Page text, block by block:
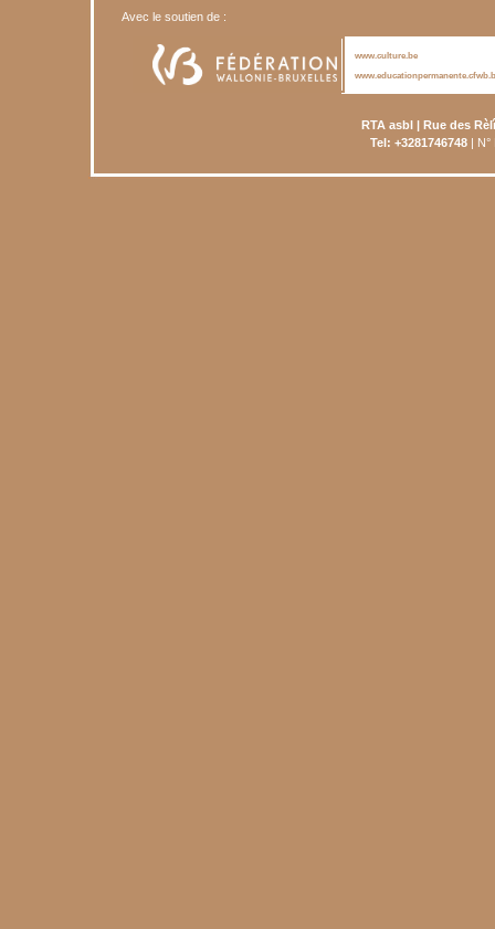
Avec le soutien de :
www.culture.be
RTA asbl | Rue des
Tel: +3281746748| N°